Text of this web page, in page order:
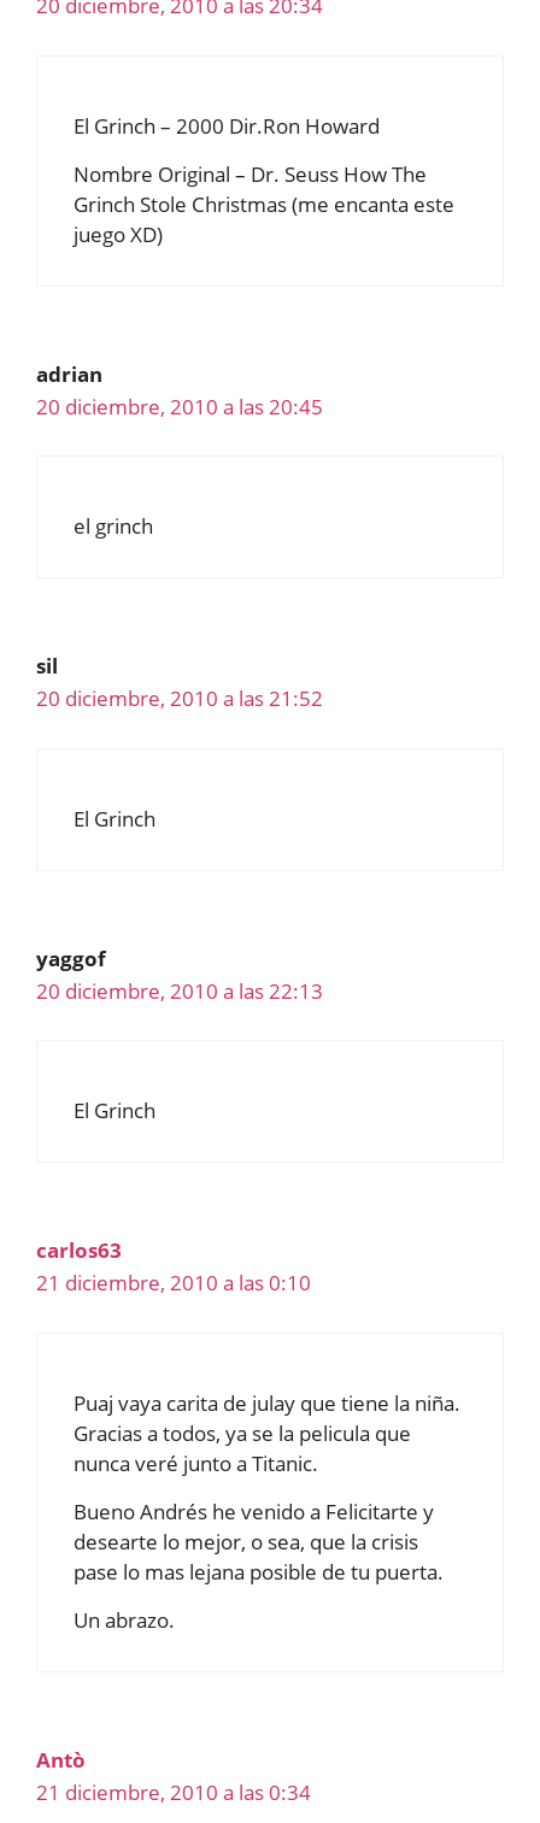
20 diciembre, 2010 a las 20:34
El Grinch – 2000 Dir.Ron Howard
Nombre Original – Dr. Seuss How The
Grinch Stole Christmas (me encanta este
juego XD)
adrian
20 diciembre, 2010 a las 20:45
el grinch
sil
20 diciembre, 2010 a las 21:52
El Grinch
yaggof
20 diciembre, 2010 a las 22:13
El Grinch
carlos63
21 diciembre, 2010 a las 0:10
Puaj vaya carita de julay que tiene la niña.
Gracias a todos, ya se la pelicula que
nunca veré junto a Titanic.
Bueno Andrés he venido a Felicitarte y
desearte lo mejor, o sea, que la crisis
pase lo mas lejana posible de tu puerta.
Un abrazo.
Antò
21 diciembre, 2010 a las 0:34